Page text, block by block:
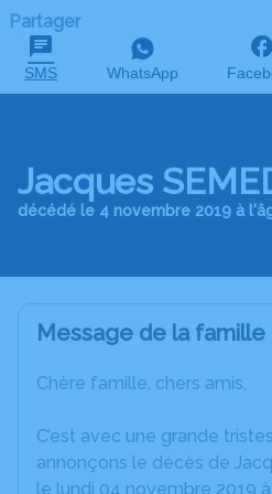
Partager
SMS WhatsApp
Jacques
décédé le 4 novembre 2019 à
Message de la famille
Chère famille, chers amis,
C’est avec une grande
annonçons le décès de
le lundi 04 novembre 2019